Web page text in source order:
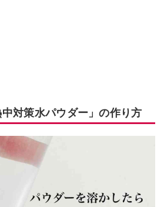
対策水パウダー」の作り方